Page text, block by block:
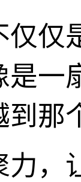
仅仅
是一
到那
，